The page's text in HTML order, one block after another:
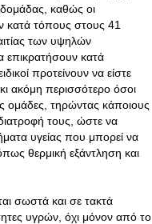
καθώς οι
κατά τόπους στους 41
των υψηλών
κατά
προτείνουν να είστε
κι ακόμη περισσότερο όσοι
ομάδες, τηρώντας κάποιους
τους, ώστε να
υγείας που μπορεί να
θερμική εξάντληση και
σωστά και σε τακτά
υγρών, όχι μόνον από το